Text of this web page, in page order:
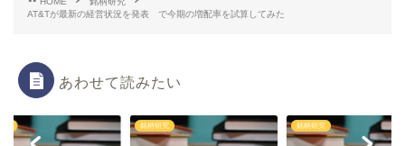
AT&Tが最新の経営状況を発表 で今期の増配率を試算してみた
あわせて読みたい
銘柄研究 銘柄研究